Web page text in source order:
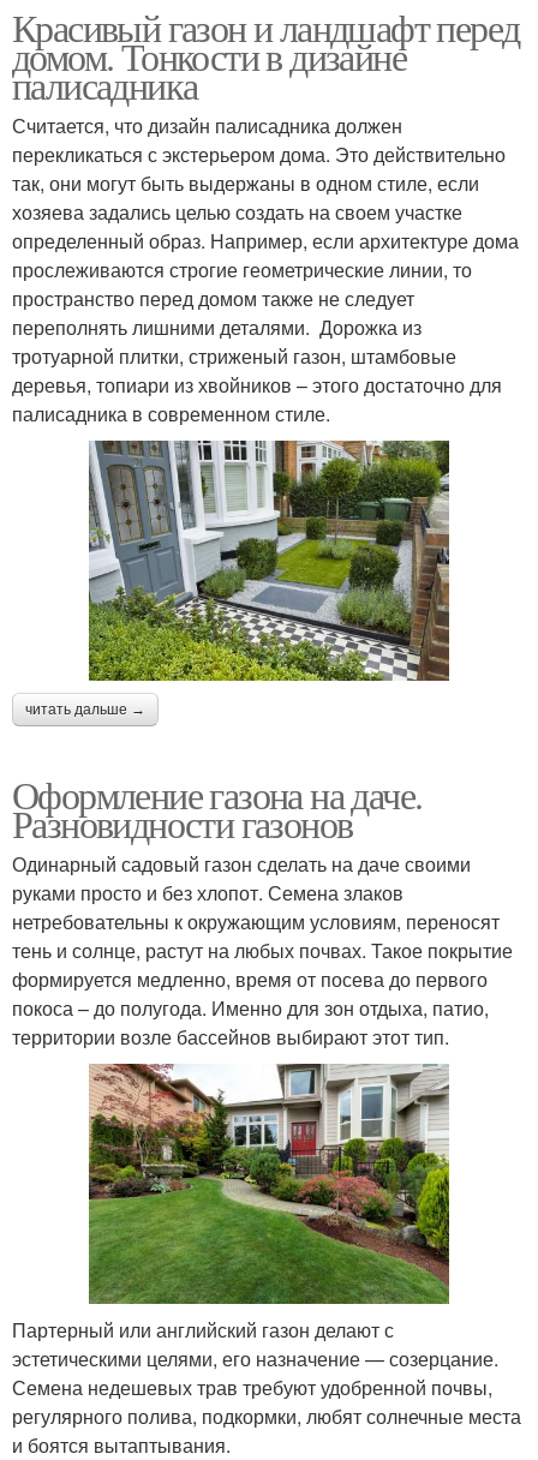
Красивый газон и ландшафт перед
домом. Тонкости в дизайне
палисадника
Считается, что дизайн палисадника должен
перекликаться с экстерьером дома. Это действительно
так, они могут быть выдержаны в одном стиле, если
хозяева задались целью создать на своем участке
определенный образ. Например, если архитектуре дома
прослеживаются строгие геометрические линии, то
пространство перед домом также не следует
переполнять лишними деталями. Дорожка из
тротуарной плитки, стриженый газон, штамбовые
деревья, топиари из хвойников – этого достаточно для
палисадника в современном стиле.
читать дальше →
Оформление газона на даче.
Разновидности газонов
Одинарный садовый газон сделать на даче своими
руками просто и без хлопот. Семена злаков
нетребовательны к окружающим условиям, переносят
тень и солнце, растут на любых почвах. Такое покрытие
формируется медленно, время от посева до первого
покоса – до полугода. Именно для зон отдыха, патио,
территории возле бассейнов выбирают этот тип.
Партерный или английский газон делают с
эстетическими целями, его назначение — созерцание.
Семена недешевых трав требуют удобренной почвы,
регулярного полива, подкормки, любят солнечные места
и боятся вытаптывания.